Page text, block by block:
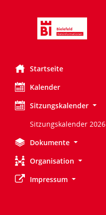
Startseite
Kalender
Sitzungskalender
Sitzungskalender 2026
Dokumente
Organisation
Impressum